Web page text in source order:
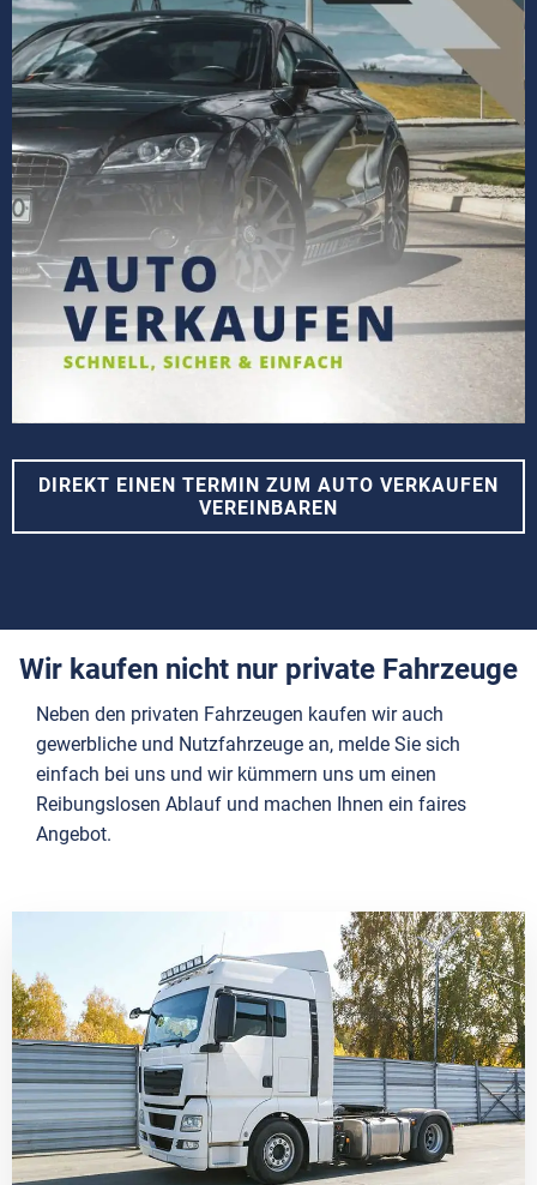
DIREKT EINEN TERMIN ZUM AUTO VERKAUFEN
VEREINBAREN
Wir kaufen nicht nur private Fahrzeuge
Neben den privaten Fahrzeugen kaufen wir auch
gewerbliche und Nutzfahrzeuge an, melde Sie sich
einfach bei uns und wir kümmern uns um einen
Reibungslosen Ablauf und machen Ihnen ein faires
Angebot.